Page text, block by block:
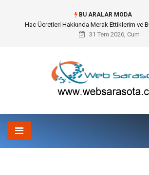
BU ARALAR MODA
Öneri Sistemi ile Kurumsal İnovasyonun
31 Tem 2026, Cum